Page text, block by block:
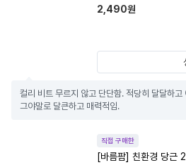
2,490원
컬리 비트 무르지 않고 단단함. 적당히 달달하
그야말로 달큰하고 매력적임.
직접 구매한
[바름팜] 친환경 당근